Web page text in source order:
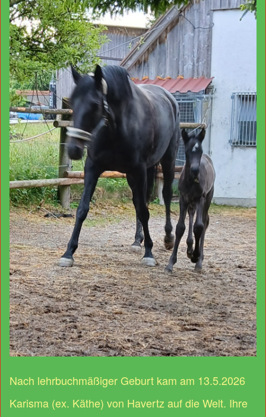
Nach lehrbuchmäßiger Geburt kam am 13.5.2026
Karisma (ex. Käthe) von Havertz auf die Welt. Ihre